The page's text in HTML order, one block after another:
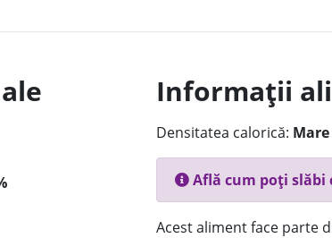
Informații
Densitatea calorică:
Află cum poți slăbi
Acest aliment face parte